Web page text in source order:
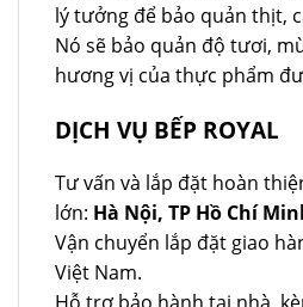
lý tưởng để bảo quản thịt,
Nó sẽ bảo quản độ tươi,
hương vị của thực phẩm
DỊCH VỤ BẾP ROYAL
Tư vấn và lắp đặt hoàn
lớn: Hà Nội, TP Hồ Chí
Vận chuyển lắp đặt giao
Việt Nam.